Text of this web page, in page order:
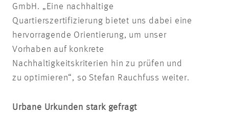
GmbH. „Eine nachhaltige
Quartierszertifizierung bietet uns dabei eine
hervorragende Orientierung, um unser
Vorhaben auf konkrete
Nachhaltigkeitskriterien hin zu prüfen und
zu optimieren“, so Stefan Rauchfuss weiter.
Urbane Urkunden stark gefragt